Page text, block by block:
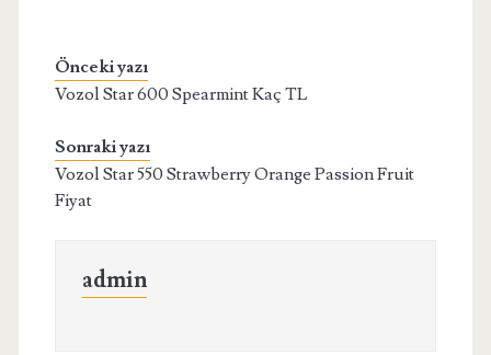
Önceki yazı
Vozol Star 600 Spearmint Kaç TL
Sonraki yazı
Vozol Star 550 Strawberry Orange Passion Fruit
Fiyat
admin